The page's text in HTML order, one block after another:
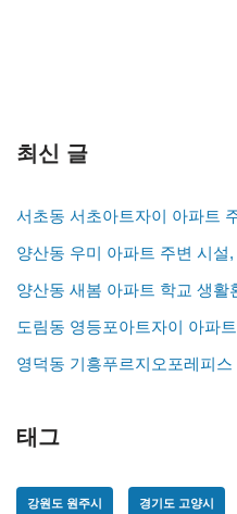
최신 글
서초동 서초아트자이 아파트
양산동 우미 아파트 주변 시설
양산동 새봄 아파트 학교 생활
도림동 영등포아트자이 아파
영덕동 기흥푸르지오포레피
태그
강원도 원주시 경기도 고양시